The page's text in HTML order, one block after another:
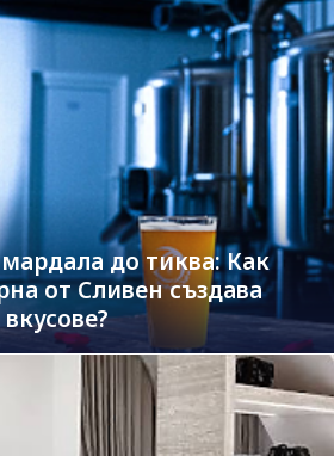
до тиква: Как
от Сливен създава